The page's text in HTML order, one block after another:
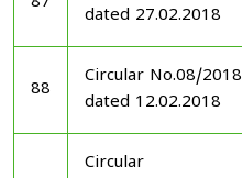
dated 27.02.2018
88
Circular No.08/2018
dated 12.02.2018
Circular